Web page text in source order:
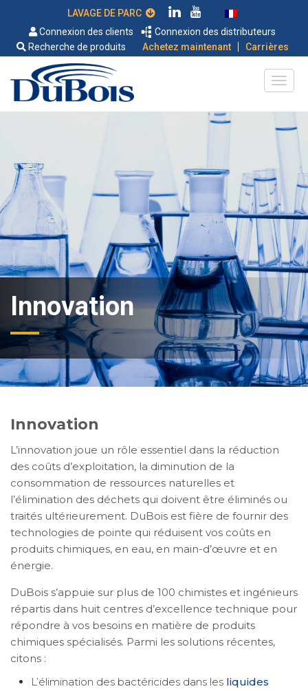
Connexion des clients
Connexion des distributeurs
Recherche de produits
Achetez maintenant | Carrières
Innovation
Innovation
L’innovation joue un rôle essentiel dans la réduction
des coûts d’exploitation, la diminution de la
consommation de ressources naturelles et
l’élimination des déchets qui doivent être éliminés ou
traités ultérieurement. DuBois est fière de fournir des
technologies de pointe qui réduisent vos coûts en
produits chimiques, en eau, en main-d’œuvre et en
énergie.
DuBois s’appuie sur plus de 100 chimistes et ingénieurs
répartis dans huit centres d’excellence technique pour
répondre à vos besoins en matière de produits
chimiques spécialisés. Parmi les solutions récentes,
citons :
L’élimination des bactéricides dans les liquides